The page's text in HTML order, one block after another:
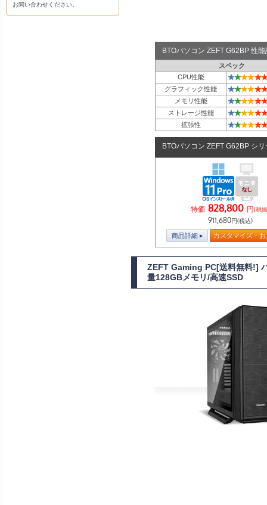
BTOパソコン ZEFT G62BP 性
スペック
CPU性能
★★★★★★
グラフィック性能 ★★★★★★
メモリ性能 ★★★★★★
ストレージ性能 ★★★★★★
拡張性 ★★★★★★
BTOパソコン ZEFT G62BP シリ
特価 828,800 円(税
911,680円(税込)
商品詳細 カスタマイズ・
ZEFT Gaming PC[送料無料!]
量128GBメモリ/高速SSD
お問い合わせください。